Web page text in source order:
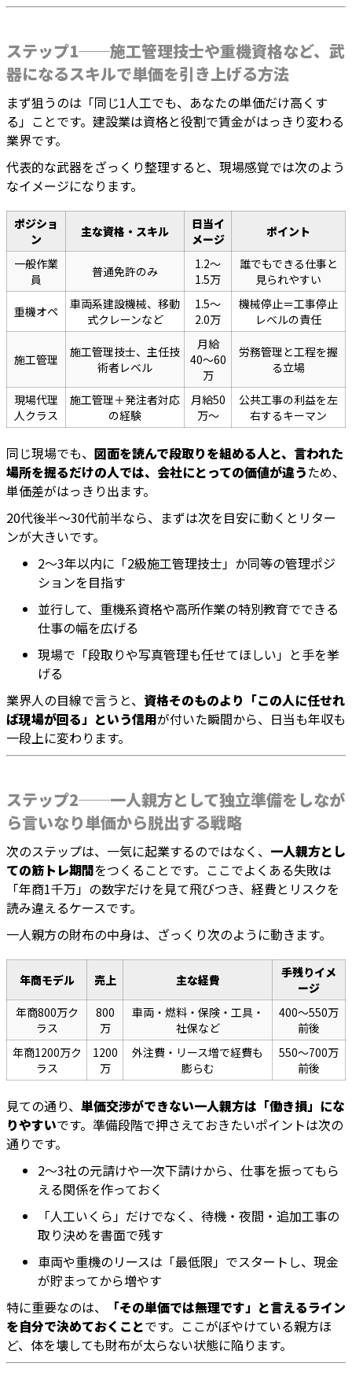
ステップ1──施工管理技士や重機資格など、武
器になるスキルで単価を引き上げる方法
まず狙うのは「同じ1人工でも、あなたの単価だけ高くす
る」ことです。建設業は資格と役割で賃金がはっきり変わる
業界です。
代表的な武器をざっくり整理すると、現場感覚では次のよう
なイメージになります。
ポジショ
ン
主な資格・スキル
日当イ
メージ
ポイント
一般作業
員
普通免許のみ
1.2〜
1.5万
誰でもできる仕事と
見られやすい
重機オペ
車両系建設機械、移動
式クレーンなど
1.5〜
2.0万
機械停止＝工事停止
レベルの責任
施工管理
施工管理技士、主任技
術者レベル
月給
40〜60
万
労務管理と工程を握
る立場
現場代理
人クラス
施工管理＋発注者対応
の経験
月給50
万〜
公共工事の利益を左
右するキーマン
同じ現場でも、 図面を読んで段取りを組める人と、言われた
場所を掘るだけの人では、会社にとっての価値が違うため、
単価差がはっきり出ます。
20代後半〜30代前半なら、まずは次を目安に動くとリター
ンが大きいです。
2〜3年以内に「2級施工管理技士」か同等の管理ポジ
ションを目指す
並行して、重機系資格や高所作業の特別教育でできる
仕事の幅を広げる
現場で「段取りや写真管理も任せてほしい」と手を挙
げる
業界人の目線で言うと、 資格そのものより「この人に任せれ
ば現場が回る」という信用が付いた瞬間から、日当も年収も
一段上に変わります。
ステップ2──一人親方として独立準備をしなが
ら言いなり単価から脱出する戦略
次のステップは、一気に起業するのではなく、 一人親方とし
ての筋トレ期間をつくることです。ここでよくある失敗は
「年商1千万」の数字だけを見て飛びつき、経費とリスクを
読み違えるケースです。
一人親方の財布の中身は、ざっくり次のように動きます。
年商モデル 売上 主な経費
手残りイメ
ージ
年商800万ク
ラス
800
万
車両・燃料・保険・工具・
社保など
400〜550万
前後
年商1200万ク
ラス
1200
万
外注費・リース増で経費も
膨らむ
550〜700万
前後
見ての通り、 単価交渉ができない一人親方は「働き損」にな
りやすいです。準備段階で押さえておきたいポイントは次の
通りです。
2〜3社の元請けや一次下請けから、仕事を振ってもら
える関係を作っておく
「人工いくら」だけでなく、待機・夜間・追加工事の
取り決めを書面で残す
車両や重機のリースは「最低限」でスタートし、現金
が貯まってから増やす
特に重要なのは、
「その単価では無理です」と言えるライン
を自分で決めておくことです。ここがぼやけている親方ほ
ど、体を壊しても財布が太らない状態に陥ります。